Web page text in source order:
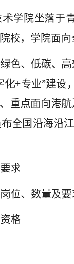
学院坐落于
校，学院面向
色、低碳、
化+专业”建设
重点面向港
全国沿海沿
求
位、数量及要
格